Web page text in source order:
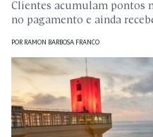
Clientes acumulam pontos
no pagamento e ainda
POR RAMON BARBOSA FRANCO